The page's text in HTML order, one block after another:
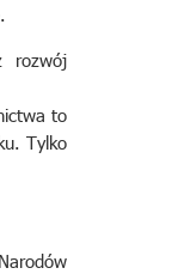
rozwój
to
Tylko